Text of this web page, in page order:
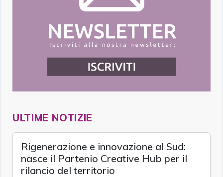
ULTIME NOTIZIE
Rigenerazione e innovazione al Sud:
nasce il Partenio Creative Hub per il
rilancio del territorio